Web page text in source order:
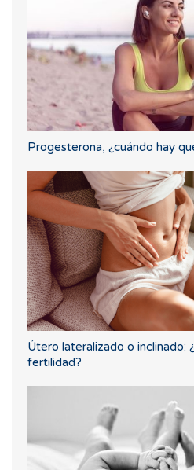
Progesterona, ¿cuándo hay
Útero lateralizado o inclinado:
fertilidad?